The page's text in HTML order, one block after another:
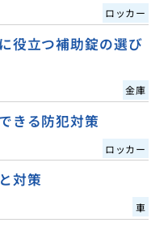
ロッカー
役立つ補助錠の選び
金庫
きる防犯対策
ロッカー
対策
車